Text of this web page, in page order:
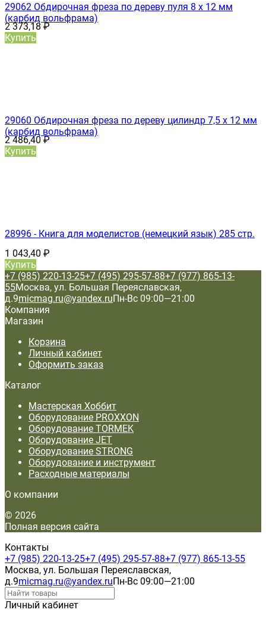
29062 Обдирочная фреза по дереву пуля 8 х 12 мм
(карбид вольфрама)
2 373,18₽
Купить
29060 Обдирочная фреза по дереву цилиндр 7,5 х 12 мм
(карбид вольфрама)
2 486,40₽
Купить
28996 - Книга для моделистов (немецкий язык) 285 стр.
1 043,40 ₽
Купить
+7 (985) 220-13-25+7 (495) 295-57-88+7 (977) 865-13-
55Москва, ул. Большая Переяславская,
д.9micmag.ru@yandex.ruПн-Вс 09:00—21:00
Компания
Магазин
Корзина
Личный кабинет
Оформить заказ
Каталог
Мастерская Хоббит
Оборудование PROXXON
Оборудование TORMEK
Оборудование JET
Оборудование STRONG
Оборудование и инструмент
Расходные материалы
О компании
© 2026
Полная версия сайта
Контакты
+7 (985) 220-13-25+7 (495) 295-57-88+7 (977) 865-13-55
Москва, ул. Большая Переяславская,
д.9micmag.ru@yandex.ruПн-Вс 09:00—21:00
Личный кабинет